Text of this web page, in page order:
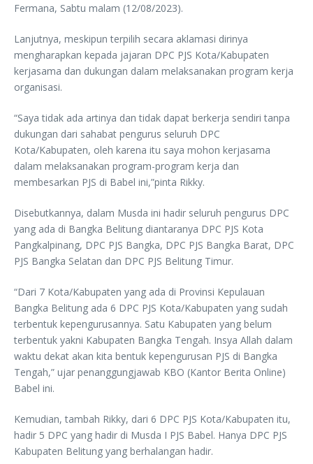
Fermana, Sabtu malam (12/08/2023).
Lanjutnya, meskipun terpilih secara aklamasi dirinya
mengharapkan kepada jajaran DPC PJS Kota/Kabupaten
kerjasama dan dukungan dalam melaksanakan program kerja
organisasi.
“Saya tidak ada artinya dan tidak dapat berkerja sendiri tanpa
dukungan dari sahabat pengurus seluruh DPC
Kota/Kabupaten, oleh karena itu saya mohon kerjasama
dalam melaksanakan program-program kerja dan
membesarkan PJS di Babel ini,”pinta Rikky.
Disebutkannya, dalam Musda ini hadir seluruh pengurus DPC
yang ada di Bangka Belitung diantaranya DPC PJS Kota
Pangkalpinang, DPC PJS Bangka, DPC PJS Bangka Barat, DPC
PJS Bangka Selatan dan DPC PJS Belitung Timur.
“Dari 7 Kota/Kabupaten yang ada di Provinsi Kepulauan
Bangka Belitung ada 6 DPC PJS Kota/Kabupaten yang sudah
terbentuk kepengurusannya. Satu Kabupaten yang belum
terbentuk yakni Kabupaten Bangka Tengah. Insya Allah dalam
waktu dekat akan kita bentuk kepengurusan PJS di Bangka
Tengah,” ujar penanggungjawab KBO (Kantor Berita Online)
Babel ini.
Kemudian, tambah Rikky, dari 6 DPC PJS Kota/Kabupaten itu,
hadir 5 DPC yang hadir di Musda I PJS Babel. Hanya DPC PJS
Kabupaten Belitung yang berhalangan hadir.